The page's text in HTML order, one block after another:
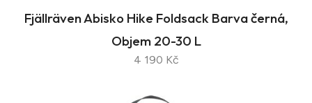
Fjällräven Abisko Hike Foldsack Barva černá,
Objem 20-30 L
4 190 Kč